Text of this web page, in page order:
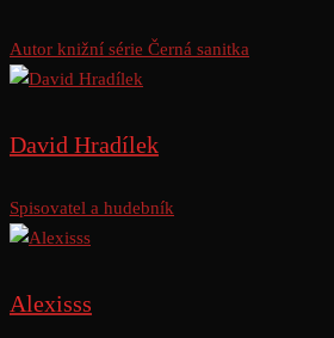
Autor knižní série Černá sanitka
David Hradílek
Spisovatel a hudebník
Alexisss